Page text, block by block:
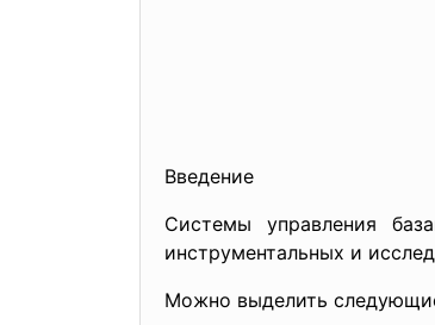
Введение
Системы управления
инструментальных и
Можно выделить